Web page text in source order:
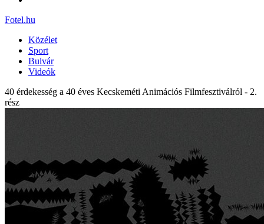
Fotel.hu
Közélet
Sport
Bulvár
Videók
40 érdekesség a 40 éves Kecskeméti Animációs Filmfesztiválról - 2.
rész